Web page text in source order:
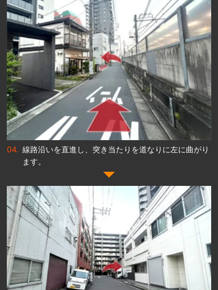
線路沿いを直進し、突き当たりを道なりに左に曲がり
ます。